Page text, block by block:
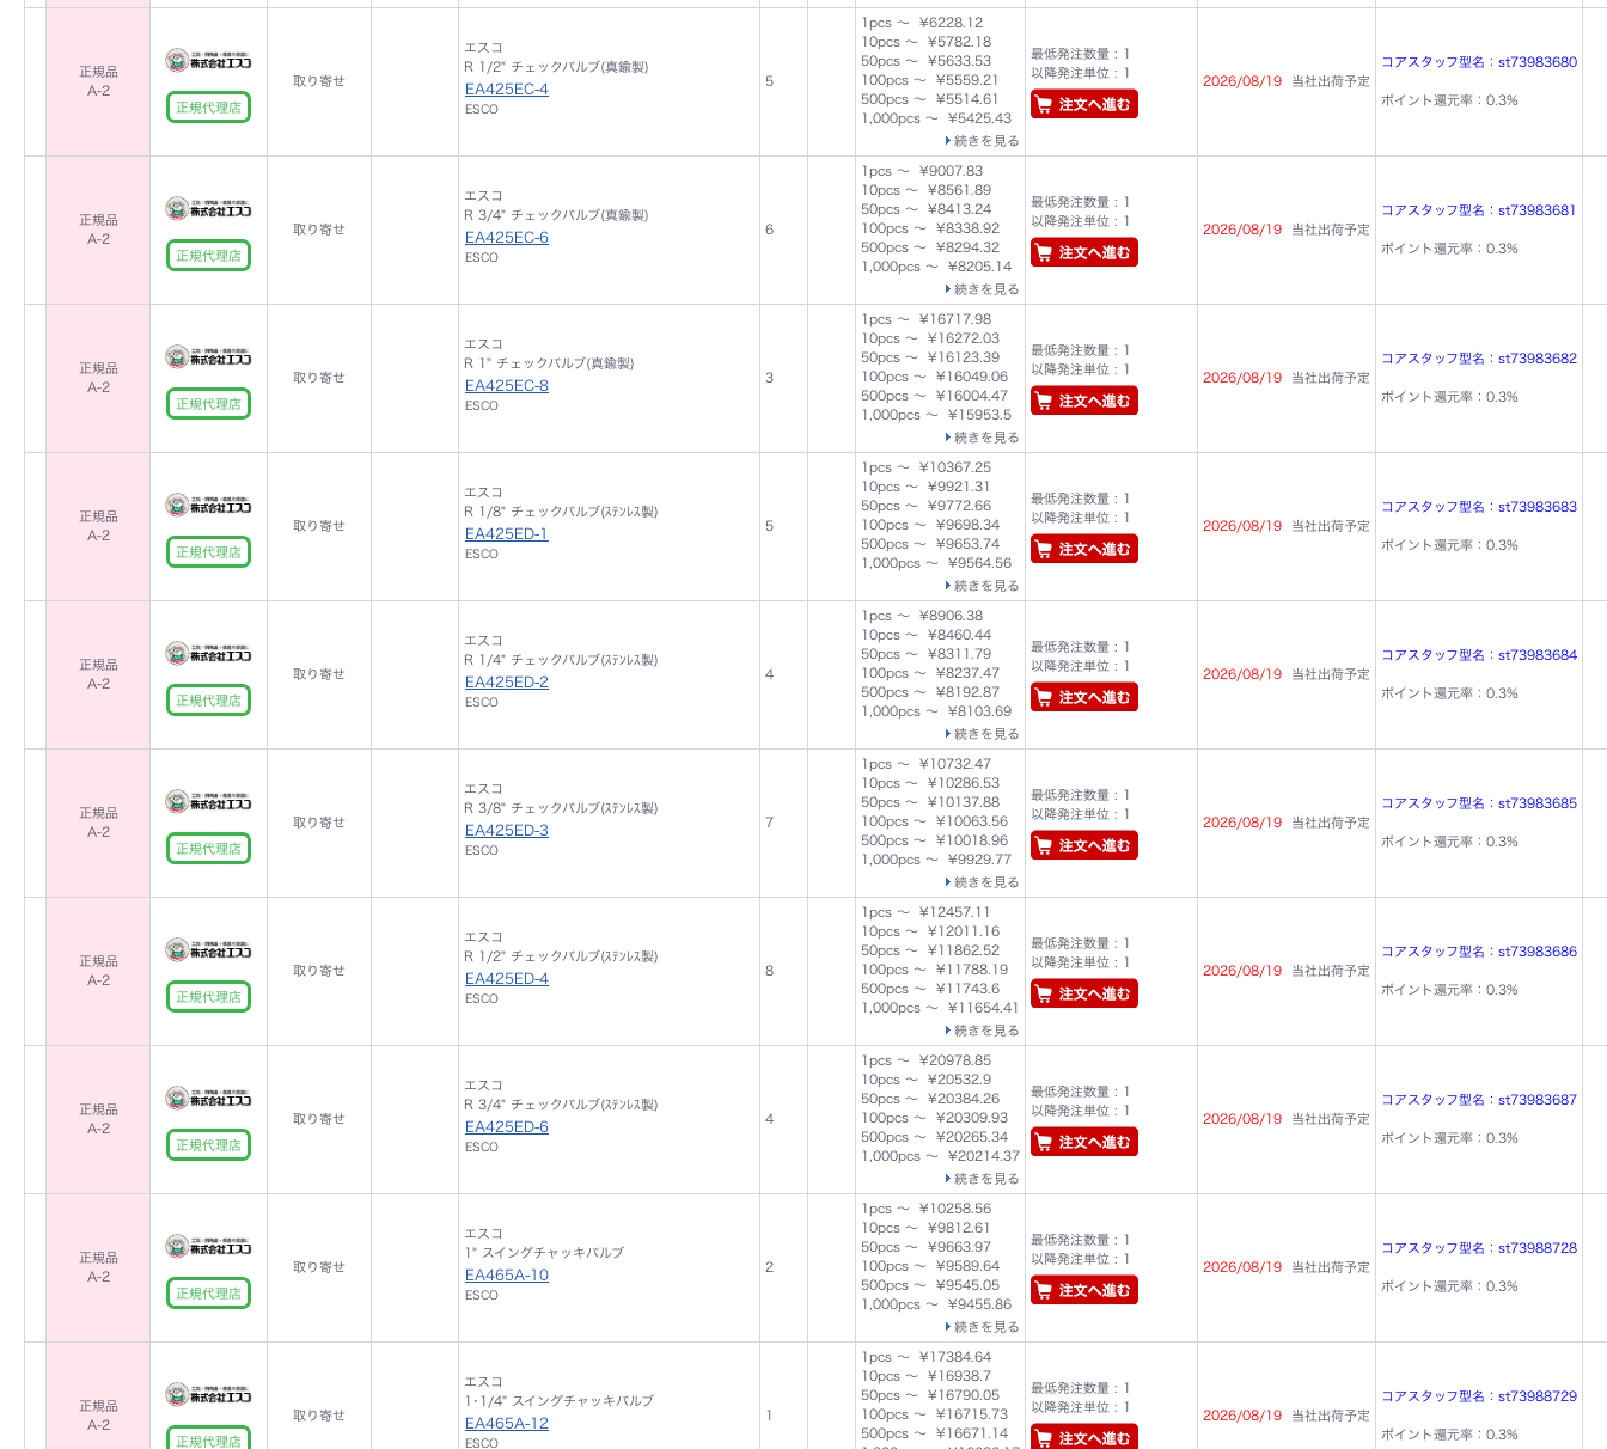
正規品
A-2
正規代理店
取り寄せ
エスコ
R 1/2" チェックバルブ(真鍮製)
EA425EC-4
ESCO
5
1pcs ～ ¥6228.12
10pcs ～ ¥5782.18
50pcs ～ ¥5633.53
100pcs ～ ¥5559.21
500pcs ～ ¥5514.61
1,000pcs ～ ¥5425.43
続きを見る
最低発注数量 : 1
以降発注単位 : 1
2026/08/19 当社出荷予定
コアスタッフ型名：st73983680
ポイント還元率：0.3%
正規品
A-2
正規代理店
取り寄せ
エスコ
R 3/4" チェックバルブ(真鍮製)
EA425EC-6
ESCO
6
1pcs ～ ¥9007.83
10pcs ～ ¥8561.89
50pcs ～ ¥8413.24
100pcs ～ ¥8338.92
500pcs ～ ¥8294.32
1,000pcs ～ ¥8205.14
続きを見る
最低発注数量 : 1
以降発注単位 : 1
2026/08/19 当社出荷予定
コアスタッフ型名：st73983681
ポイント還元率：0.3%
正規品
A-2
正規代理店
取り寄せ
エスコ
R 1" チェックバルブ(真鍮製)
EA425EC-8
ESCO
3
1pcs ～ ¥16717.98
10pcs ～ ¥16272.03
50pcs ～ ¥16123.39
100pcs ～ ¥16049.06
500pcs ～ ¥16004.47
1,000pcs ～ ¥15953.5
続きを見る
最低発注数量 : 1
以降発注単位 : 1
2026/08/19 当社出荷予定
コアスタッフ型名：st73983682
ポイント還元率：0.3%
正規品
A-2
正規代理店
取り寄せ
エスコ
R 1/8" チェックバルブ(ｽﾃﾝﾚｽ製)
EA425ED-1
ESCO
5
1pcs ～ ¥10367.25
10pcs ～ ¥9921.31
50pcs ～ ¥9772.66
100pcs ～ ¥9698.34
500pcs ～ ¥9653.74
1,000pcs ～ ¥9564.56
続きを見る
最低発注数量 : 1
以降発注単位 : 1
2026/08/19 当社出荷予定
コアスタッフ型名：st73983683
ポイント還元率：0.3%
正規品
A-2
正規代理店
取り寄せ
エスコ
R 1/4" チェックバルブ(ｽﾃﾝﾚｽ製)
EA425ED-2
ESCO
4
1pcs ～ ¥8906.38
10pcs ～ ¥8460.44
50pcs ～ ¥8311.79
100pcs ～ ¥8237.47
500pcs ～ ¥8192.87
1,000pcs ～ ¥8103.69
続きを見る
最低発注数量 : 1
以降発注単位 : 1
2026/08/19 当社出荷予定
コアスタッフ型名：st73983684
ポイント還元率：0.3%
正規品
A-2
正規代理店
取り寄せ
エスコ
R 3/8" チェックバルブ(ｽﾃﾝﾚｽ製)
EA425ED-3
ESCO
7
1pcs ～ ¥10732.47
10pcs ～ ¥10286.53
50pcs ～ ¥10137.88
100pcs ～ ¥10063.56
500pcs ～ ¥10018.96
1,000pcs ～ ¥9929.77
続きを見る
最低発注数量 : 1
以降発注単位 : 1
2026/08/19 当社出荷予定
コアスタッフ型名：st73983685
ポイント還元率：0.3%
正規品
A-2
正規代理店
取り寄せ
エスコ
R 1/2" チェックバルブ(ｽﾃﾝﾚｽ製)
EA425ED-4
ESCO
8
1pcs ～ ¥12457.11
10pcs ～ ¥12011.16
50pcs ～ ¥11862.52
100pcs ～ ¥11788.19
500pcs ～ ¥11743.6
1,000pcs ～ ¥11654.41
続きを見る
最低発注数量 : 1
以降発注単位 : 1
2026/08/19 当社出荷予定
コアスタッフ型名：st73983686
ポイント還元率：0.3%
正規品
A-2
正規代理店
取り寄せ
エスコ
R 3/4" チェックバルブ(ｽﾃﾝﾚｽ製)
EA425ED-6
ESCO
4
1pcs ～ ¥20978.85
10pcs ～ ¥20532.9
50pcs ～ ¥20384.26
100pcs ～ ¥20309.93
500pcs ～ ¥20265.34
1,000pcs ～ ¥20214.37
続きを見る
最低発注数量 : 1
以降発注単位 : 1
2026/08/19 当社出荷予定
コアスタッフ型名：st73983687
ポイント還元率：0.3%
正規品
A-2
正規代理店
取り寄せ
エスコ
1" スイングチャッキバルブ
EA465A-10
ESCO
2
1pcs ～ ¥10258.56
10pcs ～ ¥9812.61
50pcs ～ ¥9663.97
100pcs ～ ¥9589.64
500pcs ～ ¥9545.05
1,000pcs ～ ¥9455.86
続きを見る
最低発注数量 : 1
以降発注単位 : 1
2026/08/19 当社出荷予定
コアスタッフ型名：st73988728
ポイント還元率：0.3%
正規品
A-2
正規代理店
取り寄せ
エスコ
1･1/4" スイングチャッキバルブ
EA465A-12
ESCO
1
1pcs ～ ¥17384.64
10pcs ～ ¥16938.7
50pcs ～ ¥16790.05
100pcs ～ ¥16715.73
500pcs ～ ¥16671.14
最低発注数量 : 1
以降発注単位 : 1
2026/08/19 当社出荷予定
コアスタッフ型名：st73988729
ポイント還元率：0.3%